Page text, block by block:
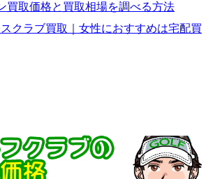
買取価格と買取相場を調べる方法
クラブ買取｜女性におすすめは宅配買